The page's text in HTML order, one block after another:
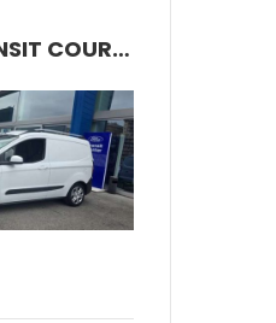
FORD TRANSIT COURIER